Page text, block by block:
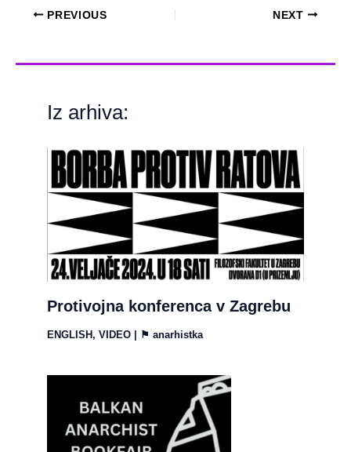
PREVIOUS NEXT
Iz arhiva:
Protivojna konferenca v Zagrebu
ENGLISH , VIDEO | ⚑ anarhistka